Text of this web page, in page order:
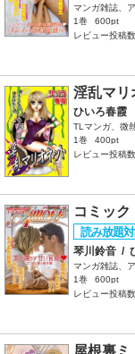
マンガ雑誌、
1巻
600pt
レビュー投稿
淫乱マリ
ひいろ春霞
TLマンガ、微
1巻
400pt
レビュー投稿
コミッ
琴川鈴音 /
マンガ雑誌、
1巻
600pt
レビュー投稿